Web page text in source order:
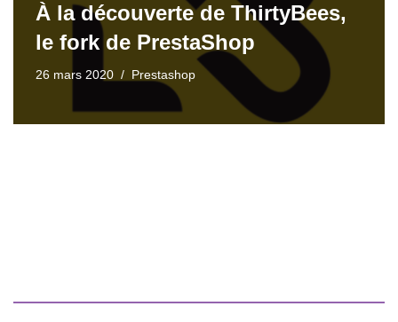
À la découverte de ThirtyBees,
le fork de PrestaShop
26 mars 2020 Prestashop